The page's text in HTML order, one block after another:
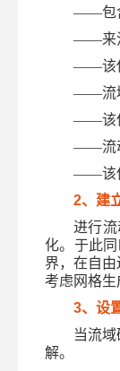
——包
——来
——该
——流
——该
——流
——该
2、建
进行
化。于此
界，在自
考虑网格生
3、设
当流
解。